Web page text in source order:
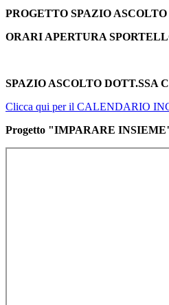
PROGETTO SPAZIO ASCOLTO
ORARI APERTURA
SPAZIO ASCOLTO DOTT.SSA
Clicca qui per il CALENDARIO
Progetto "IMPARARE